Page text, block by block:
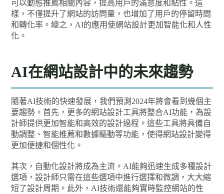
可以動態推薦相關內容，提高用戶的滿意度和粘性。這
樣，不僅提升了網站的訪問量，也增加了用戶的停留時間
和轉化率。總之，AI的應用使網站設計更加智能化和人性
化。
AI在網站設計中的未來趨勢
隨著AI技術的快速發展，我們預測2024年將會看到幾個主
要趨勢。首先，更多的網站設計工具將整合AI功能，為設
計師提供更加智能和高效的設計過程。這些工具將具備自
動調整、智能推薦和數據驅動等功能，使得網站設計變得
更加便捷和個性化。
其次，自動化設計將成為主流。AI能夠迅速生成多種設計
選項，設計師只需在這些選項中進行選擇和微調，大大縮
短了設計周期。此外，AI技術還能夠實時監控網站的性